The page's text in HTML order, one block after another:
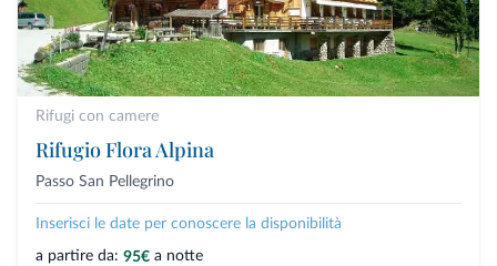
Rifugi con camere
Rifugio Flora Alpina
Passo San Pellegrino
Inserisci le date per conoscere la disponibilità
a partire da: 95€ a notte